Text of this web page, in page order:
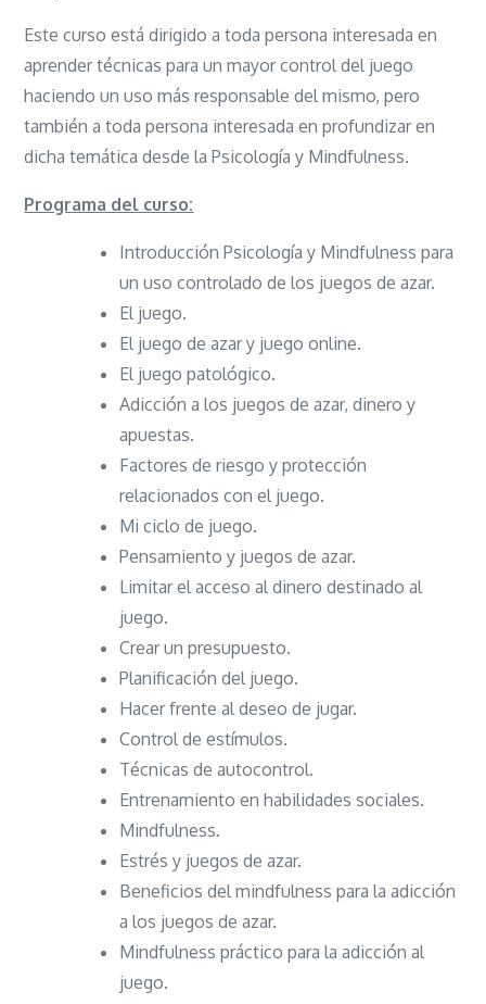
Este curso está dirigido a toda persona interesada en
aprender técnicas para un mayor control del juego
haciendo un uso más responsable del mismo, pero
también a toda persona interesada en profundizar en
dicha temática desde la Psicología y Mindfulness.
Programa del curso:
Introducción Psicología y Mindfulness para
un uso controlado de los juegos de azar.
El juego.
El juego de azar y juego online.
El juego patológico.
Adicción a los juegos de azar, dinero y
apuestas.
Factores de riesgo y protección
relacionados con el juego.
Mi ciclo de juego.
Pensamiento y juegos de azar.
Limitar el acceso al dinero destinado al
juego.
Crear un presupuesto.
Planificación del juego.
Hacer frente al deseo de jugar.
Control de estímulos.
Técnicas de autocontrol.
Entrenamiento en habilidades sociales.
Mindfulness.
Estrés y juegos de azar.
Beneficios del mindfulness para la adicción
a los juegos de azar.
Mindfulness práctico para la adicción al
juego.